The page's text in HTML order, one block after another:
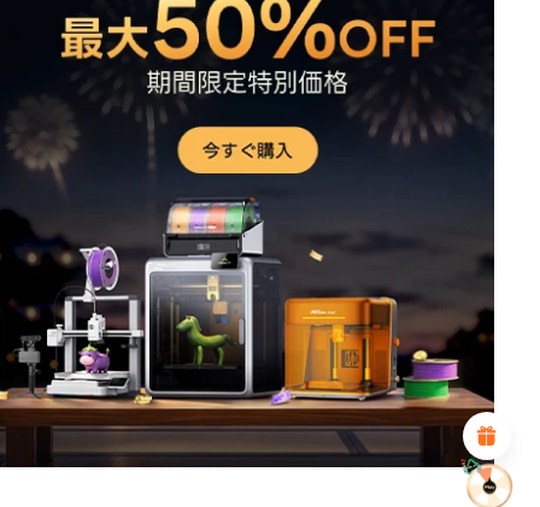
このページの満足度を評価してください:
不満足
1
2 3 4 7 8 9 10
*
あなたの満足度の理由
魅力的なビジュアルデザイン
適切な商品推薦
明確なナビゲーションとカテゴリ
豊富なコンテンツ
高速ページロード